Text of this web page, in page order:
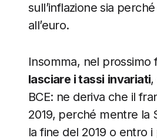
sull’inflazione sia
all’euro.
Insomma, nel
lasciare i tassi invariati,
BCE: ne deriva che il
2019, perché mentre la
la fine del 2019 o entro